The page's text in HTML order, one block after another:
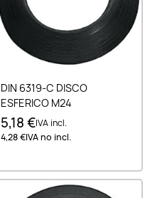
DIN 6319-C DISCO
ESFERICO M24
5,18 €IVA incl.
4,28 €IVA no incl.